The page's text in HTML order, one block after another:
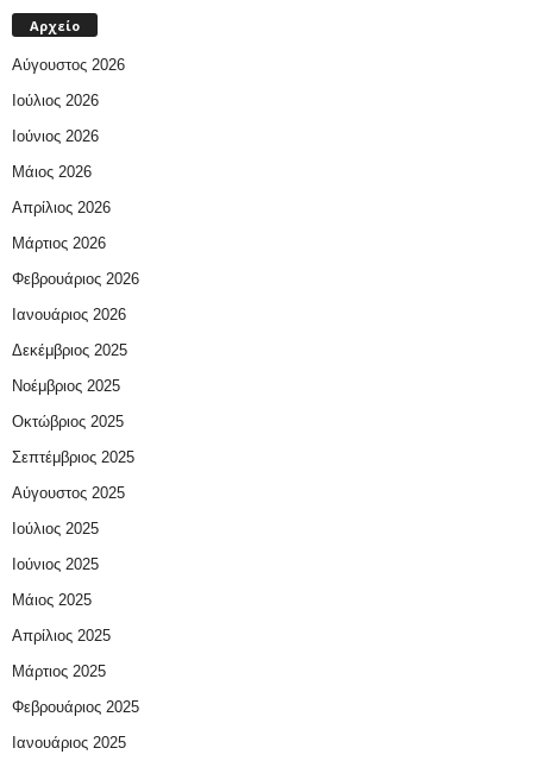
Αρχείο
Αύγουστος 2026
Ιούλιος 2026
Ιούνιος 2026
Μάιος 2026
Απρίλιος 2026
Μάρτιος 2026
Φεβρουάριος 2026
Ιανουάριος 2026
Δεκέμβριος 2025
Νοέμβριος 2025
Οκτώβριος 2025
Σεπτέμβριος 2025
Αύγουστος 2025
Ιούλιος 2025
Ιούνιος 2025
Μάιος 2025
Απρίλιος 2025
Μάρτιος 2025
Φεβρουάριος 2025
Ιανουάριος 2025